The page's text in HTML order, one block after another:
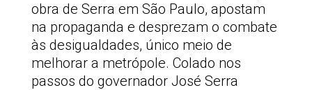
obra de Serra em São Paulo, apostam
na propaganda e desprezam o combate
às desigualdades, único meio de
melhorar a metrópole. Colado nos
passos do governador José Serra